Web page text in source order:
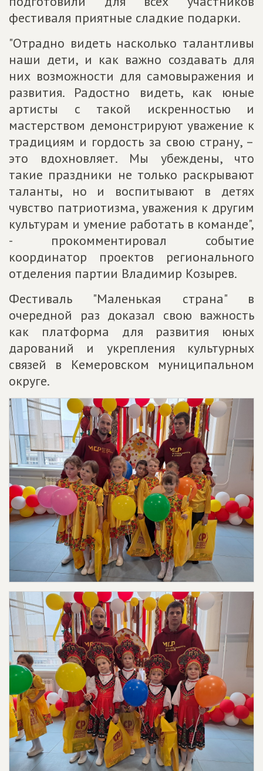
фестиваля приятные сладкие подарки.
"Отрадно видеть насколько талантливы
наши дети, и как важно создавать для
них возможности для самовыражения и
развития. Радостно видеть, как юные
артисты с такой искренностью и
мастерством демонстрируют уважение к
традициям и гордость за свою страну, –
это вдохновляет. Мы убеждены, что
такие праздники не только раскрывают
таланты, но и воспитывают в детях
чувство патриотизма, уважения к другим
культурам и умение работать в команде",
- прокомментировал событие
координатор проектов регионального
отделения партии Владимир Козырев.
Фестиваль "Маленькая страна" в
очередной раз доказал свою важность
как платформа для развития юных
дарований и укрепления культурных
связей в Кемеровском муниципальном
округе.